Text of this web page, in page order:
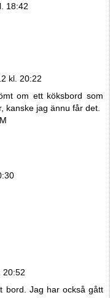
18:42
kl. 20:22
om ett köksbord som
kanske jag ännu får det.
20:52
bord. Jag har också gått